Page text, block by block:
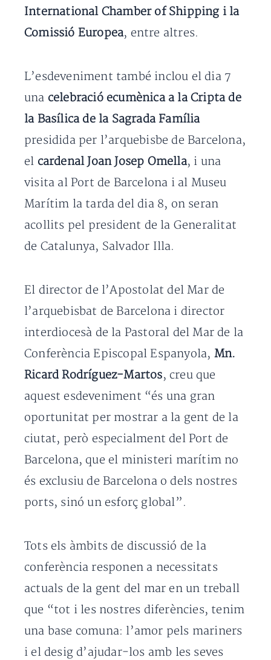
International Chamber of Shipping i la
Comissió Europea, entre altres.
L’esdeveniment també inclou el dia 7
una celebració ecumènica a la Cripta de
la Basílica de la Sagrada Família
presidida per l’arquebisbe de Barcelona,
el cardenal Joan Josep Omella, i una
visita al Port de Barcelona i al Museu
Marítim la tarda del dia 8, on seran
acollits pel president de la Generalitat
de Catalunya, Salvador Illa.
El director de l’Apostolat del Mar de
l’arquebisbat de Barcelona i director
interdiocesà de la Pastoral del Mar de la
Conferència Episcopal Espanyola, Mn.
Ricard Rodríguez-Martos, creu que
aquest esdeveniment “és una gran
oportunitat per mostrar a la gent de la
ciutat, però especialment del Port de
Barcelona, que el ministeri marítim no
és exclusiu de Barcelona o dels nostres
ports, sinó un esforç global”.
Tots els àmbits de discussió de la
conferència responen a necessitats
actuals de la gent del mar en un treball
que “tot i les nostres diferències, tenim
una base comuna: l’amor pels mariners
i el desig d’ajudar-los amb les seves